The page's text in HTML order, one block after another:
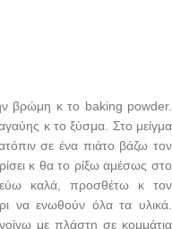
βρώμη κ το baking powder.
κ το ξύσμα. Στο μείγμα
σε ένα πιάτο βάζω τον
κ θα το ρίξω αμέσως στο
καλά, προσθέτω κ τον
να ενωθούν όλα τα υλικά.
με πλάστη σε κομμάτια